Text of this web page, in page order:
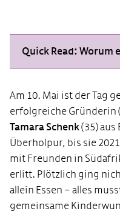
Quick Read: Worum
Am 10. Mai ist der Tag
erfolgreiche Gründerin
Tamara Schenk(35)
Überholpur, bis sie
mit Freunden in
erlitt. Plötzlich ging
allein Essen – alles
gemeinsame